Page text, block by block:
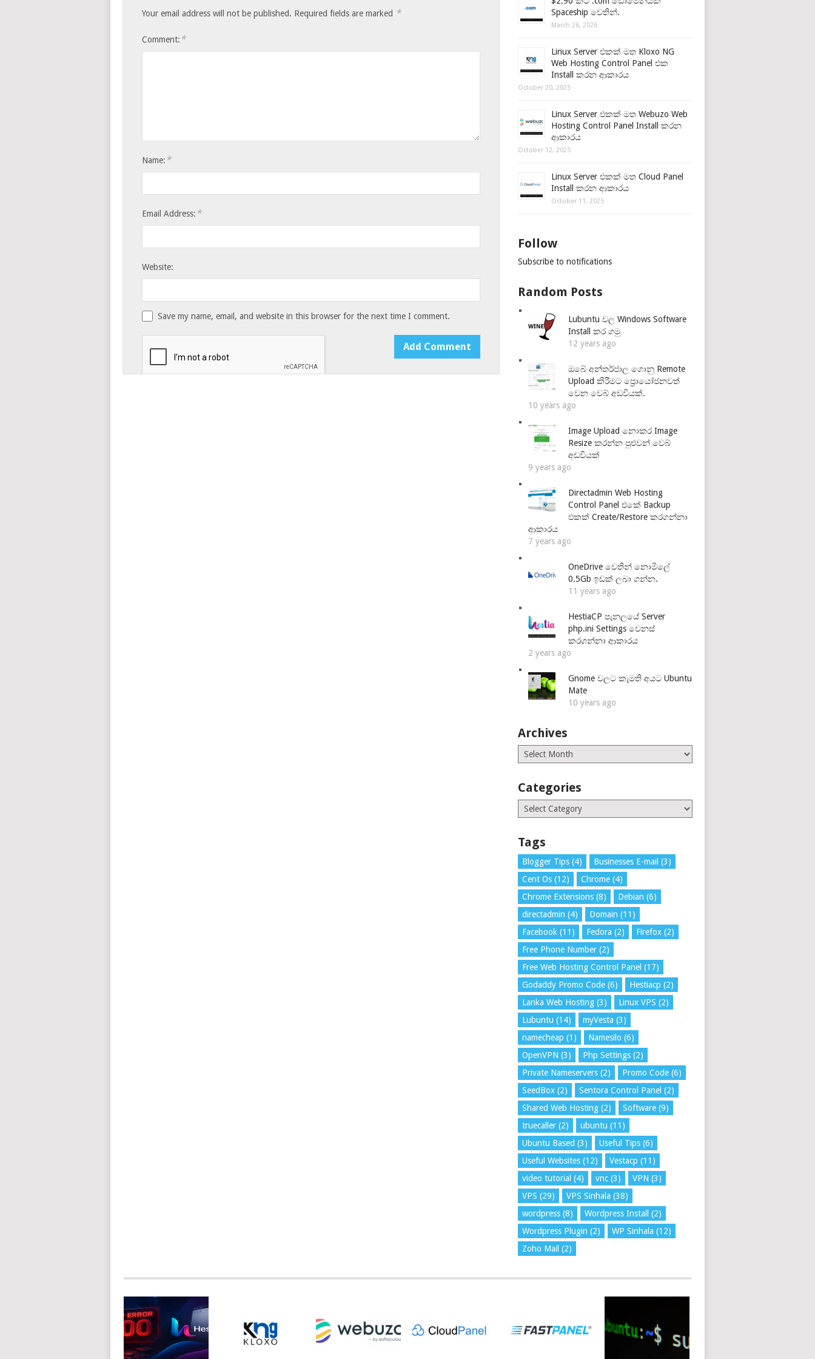
Your email address will not be published. Required fields are marked *
Comment: *
Name: *
Email Address: *
Website:
Save my name, email, and website in this browser for the next time I comment.
Spaceship වෙතින්.
March 26, 2026
Linux Server එකක් මත Kloxo NG
Web Hosting Control Panel එක
Install කරන ආකාරය
October 20, 2025
Linux Server එකක් මත Webuzo Web
Hosting Control Panel Install කරන
ආකාරය
October 12, 2025
Linux Server එකක් මත Cloud Panel
Install කරන ආකාරය
October 11, 2025
Follow
Subscribe to notifications
Random Posts
Lubuntu වල Windows Software
Install කර ගමු
12 years ago
ඔබේ අන්තර්ජාල ගොනු Remote
Upload කිරීමට ප්‍රොයෝජනවත්
වෙන වෙබ් අඩවියක්.
10 years ago
Image Upload නොකර Image
Resize කරන්න පුළුවන් වෙබ්
අඩවියක්
9 years ago
Directadmin Web Hosting
Control Panel එකේ Backup
එකක් Create/Restore කරගන්නා
ආකාරය
7 years ago
OneDrive වෙතින් නොමිලේ
0.5Gb ඉඩක් ලබා ගන්න.
11 years ago
HestiaCP පැනලයේ Server
php.ini Settings වෙනස්
කරගන්නා ආකාරය
2 years ago
Gnome වලට කැමති අයට Ubuntu
Mate
10 years ago
Archives
Archives
Categories
Categories
Tags
Blogger Tips (4) Businesses E-mail (3)
Cent Os (12) Chrome (4)
Chrome Extensions (8) Debian (6)
directadmin (4) Domain (11)
Facebook (11) Fedora (2) Firefox (2)
Free Phone Number (2)
Free Web Hosting Control Panel (17)
Godaddy Promo Code (6) Hestiacp (2)
Lanka Web Hosting (3) Linux VPS (2)
Lubuntu (14) myVesta (3)
namecheap (1) Namesilo (6)
OpenVPN (3) Php Settings (2)
Private Nameservers (2) Promo Code (6)
SeedBox (2) Sentora Control Panel (2)
Shared Web Hosting (2) Software (9)
truecaller (2) ubuntu (11)
Ubuntu Based (3) Useful Tips (6)
Useful Websites (12) Vestacp (11)
video tutorial (4) vnc (3) VPN (3)
VPS (29) VPS Sinhala (38)
wordpress (8) Wordpress Install
(2)
Wordpress Plugin (2) WP Sinhala (12)
Zoho Mail (2)